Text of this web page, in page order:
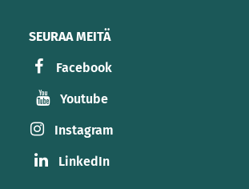
SEURAA MEITÄ
Facebook
Youtube
Instagram
LinkedIn